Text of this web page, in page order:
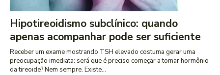
Hipotireoidismo subclínico: quando
apenas acompanhar pode ser suficiente
Receber um exame mostrando TSH elevado costuma gerar uma
preocupação imediata: será que é preciso começar a tomar hormônio
da tireoide? Nem sempre. Existe...